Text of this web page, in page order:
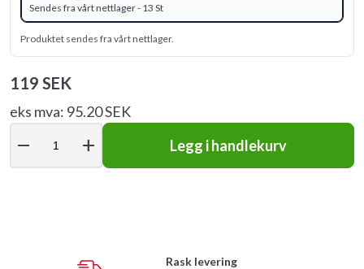
Sendes fra vårt nettlager - 13 St
Produktet sendes fra vårt nettlager.
119 SEK
eks mva: 95.20 SEK
remove add Legg i handlekurv
Rask levering